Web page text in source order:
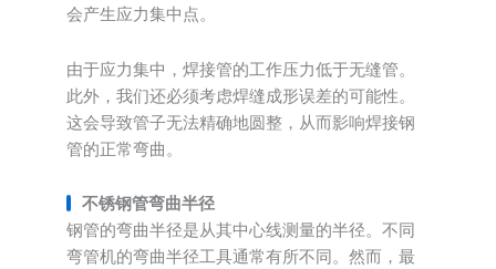
会产生应力集中点。
由于应力集中，焊接管的工作压力低于无缝管。
此外，我们还必须考虑焊缝成形误差的可能性。
这会导致管子无法精确地圆整，从而影响焊接钢
管的正常弯曲。
不锈钢管弯曲半径
钢管的弯曲半径是从其中心线测量的半径。不同
弯管机的弯曲半径工具通常有所不同。然而，最